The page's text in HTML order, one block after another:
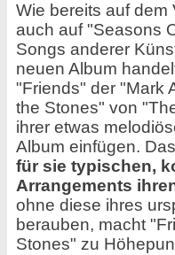
Wie bereits auf
auch auf "Seasons
Songs anderer
neuen Album
"Friends" der "Mark
the Stones" von
ihrer etwas
Album einfügen.
für sie typischen,
Arrangements
ohne diese ihres
berauben, macht
Stones" zu